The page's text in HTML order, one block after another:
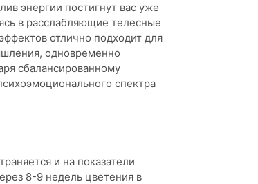
энергии постигнут вас уже
в расслабляющие телесные
отлично подходит для
одновременно
сбалансированному
спектра
и на показатели
8-9 недель цветения в